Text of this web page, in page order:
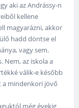
aki az Andrássy-n
kellene
magyarázni, akkor
hadd döntse el
vagy sem.
Nem, az iskola a
válik-e később
a mindenkori jövő